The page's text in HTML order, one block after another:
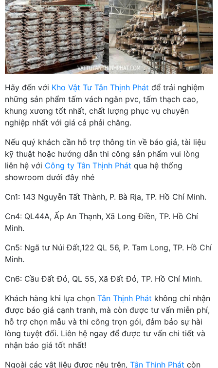
Hãy đến với Kho Vật Tư Tân Thịnh Phát để trải nghiệm
những sản phẩm tấm vách ngăn pvc, tấm thạch cao,
khung xương tốt nhất, chất lượng phục vụ chuyên
nghiệp nhất với giá cả phải chăng.
Nếu quý khách cần hỗ trợ thông tin về báo giá, tài liệu
kỹ thuật hoặc hướng dẫn thi công sản phẩm vui lòng
liên hệ với Công ty Tân Thịnh Phát qua hệ thống
showroom dưới đây nhé
Cn1: 143 Nguyễn Tất Thành, P. Bà Rịa, TP. Hồ Chí Minh.
Cn4: QL44A, Ấp An Thạnh, Xã Long Điền, TP. Hồ Chí
Minh.
Cn5: Ngã tư Núi Đất,122 QL 56, P. Tam Long, TP. Hồ Chí
Minh.
Cn6: Cầu Đất Đỏ, QL 55, Xã Đất Đỏ, TP. Hồ Chí Minh.
Khách hàng khi lựa chọn Tân Thịnh Phát không chỉ nhận
được báo giá cạnh tranh, mà còn được tư vấn miễn phí,
hỗ trợ chọn mẫu và thi công trọn gói, đảm bảo sự hài
lòng tuyệt đối. Liên hệ ngay để được tư vấn chi tiết và
nhận báo giá tốt nhất!
Ngoài các vật liệu được nêu trên, Tân Thịnh Phát còn